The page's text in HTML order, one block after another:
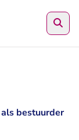
bestuurder